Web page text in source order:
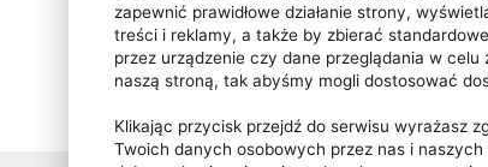
zapewnić prawidłowe działanie strony,
treści i reklamy, a także by zbierać
przez urządzenie czy dane przeglądania w celu
naszą stroną, tak abyśmy mogli dostosować
Klikając przycisk przejdź do serwisu wyrażasz
Twoich danych osobowych przez nas i